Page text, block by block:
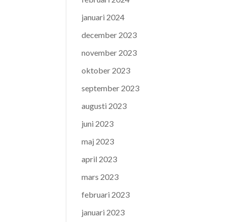
januari 2024
december 2023
november 2023
oktober 2023
september 2023
augusti 2023
juni 2023
maj 2023
april 2023
mars 2023
februari 2023
januari 2023